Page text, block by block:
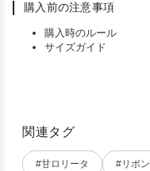
購入前の注意事項
購入時のルール
サイズガイド
関連タグ
#甘ロリータ #リボン